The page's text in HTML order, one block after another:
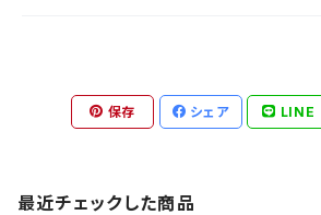
保存 シェア LINE
最近チェックした商品